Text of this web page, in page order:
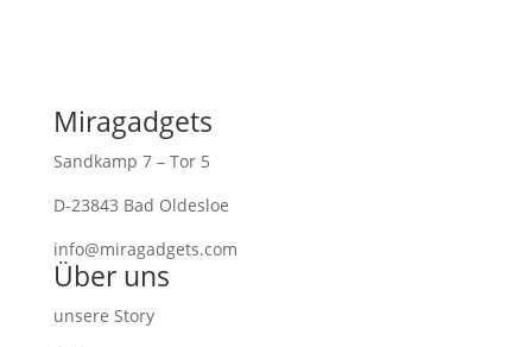
Miragadgets
Sandkamp 7 – Tor 5
D-23843 Bad Oldesloe
info@miragadgets.com
Über uns
unsere Story